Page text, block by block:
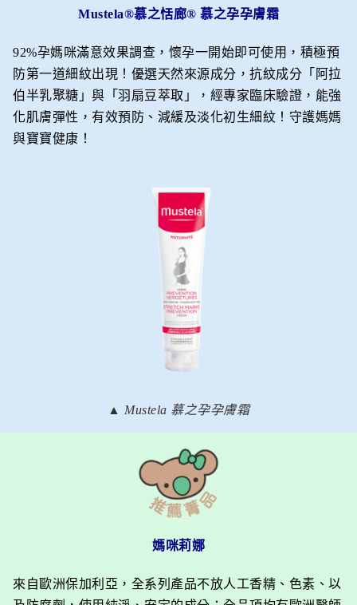
Mustela®慕之恬廊® 慕之孕孕膚霜
92%孕媽咪滿意效果調查，懷孕一開始即可使用，積極預
防第一道細紋出現！優選天然來源成分，抗紋成分「阿拉
伯半乳聚糖」與「羽扇豆萃取」，經專家臨床驗證，能強
化肌膚彈性，有效預防、減緩及淡化初生細紋！守護媽媽
與寶寶健康！
▲ Mustela 慕之孕孕膚霜
媽咪莉娜
來自歐洲保加利亞，全系列產品不放人工香精、色素、以